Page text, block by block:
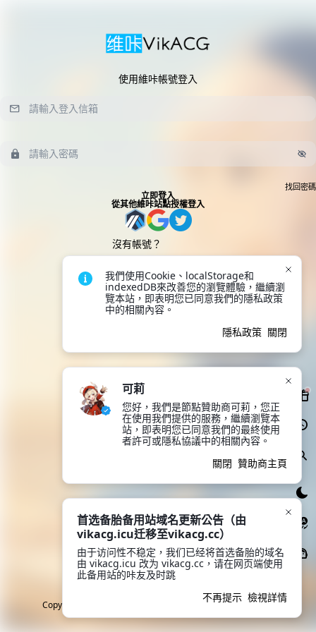
使用維咔帳號登入
找回密碼
立即登入
從其他維咔站點授權登入
沒有帳號？
Copyright © 2018-2026 VikACG Pte. Ltd. All rights reserved.
我們使用Cookie、localStorage和
indexedDB來改善您的瀏覽體驗，繼續瀏
覽本站，即表明您已同意我們的隱私政策
中的相關內容。
隱私政策 關閉
可莉
您好，我們是節點贊助商可莉，您正
在使用我們提供的服務，繼續瀏覽本
站，即表明您已同意我們的最終使用
者許可或隱私協議中的相關內容。
關閉 贊助商主頁
首选备胎备用站域名更新公告（由
vikacg.icu迁移至vikacg.cc）
由于访问性不稳定，我们已经将首选备胎的域名
由 vikacg.icu 改为 vikacg.cc，请在网页端使用
此备用站的咔友及时跳
不再提示 檢視詳情